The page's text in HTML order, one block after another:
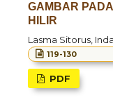
GAMBAR
HILIR
Lasma Sitorus,
119-130
PDF